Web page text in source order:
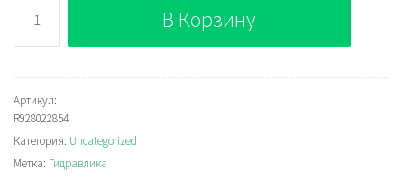
Bosch
Rexroth
2.0018G200-
A00-
0-
T
В Корзину
Артикул:
R928022854
Категория: Uncategorized
Метка: Гидравлика